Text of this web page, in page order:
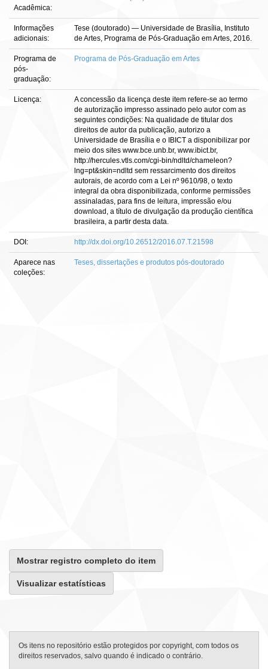
Acadêmica:
Informações
adicionais:
Tese (doutorado) — Universidade de Brasília, Instituto
de Artes, Programa de Pós-Graduação em Artes, 2016.
Programa de
pós-
graduação:
Programa de Pós-Graduação em Artes
Licença:
A concessão da licença deste item refere-se ao termo
de autorização impresso assinado pelo autor com as
seguintes condições: Na qualidade de titular dos
direitos de autor da publicação, autorizo a
Universidade de Brasília e o IBICT a disponibilizar por
meio dos sites www.bce.unb.br, www.ibict.br,
http://hercules.vtls.com/cgi-bin/ndltd/chameleon?
lng=pt&skin=ndltd sem ressarcimento dos direitos
autorais, de acordo com a Lei nº 9610/98, o texto
integral da obra disponibilizada, conforme permissões
assinaladas, para fins de leitura, impressão e/ou
download, a título de divulgação da produção científica
brasileira, a partir desta data.
DOI: http://dx.doi.org/10.26512/2016.07.T.21598
Aparece nas
coleções:
Teses, dissertações e produtos pós-doutorado
Mostrar registro completo do item
Visualizar estatísticas
Os itens no repositório estão protegidos por copyright, com todos os
direitos reservados, salvo quando é indicado o contrário.